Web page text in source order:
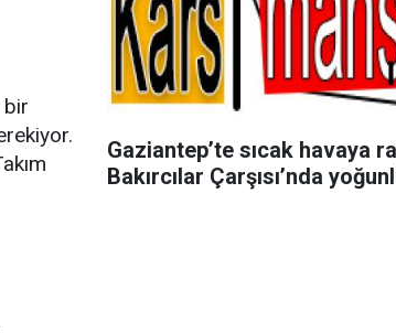
bir
Gaziantep’te sıcak havaya
Bakırcılar Çarşısı’nda